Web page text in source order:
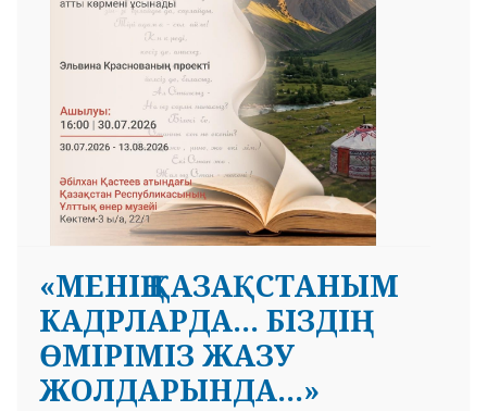
«МЕНІҢ ҚАЗАҚСТАНЫМ
КАДРЛАРДА... БІЗДІҢ
ӨМІРІМІЗ ЖАЗУ
ЖОЛДАРЫНДА...»